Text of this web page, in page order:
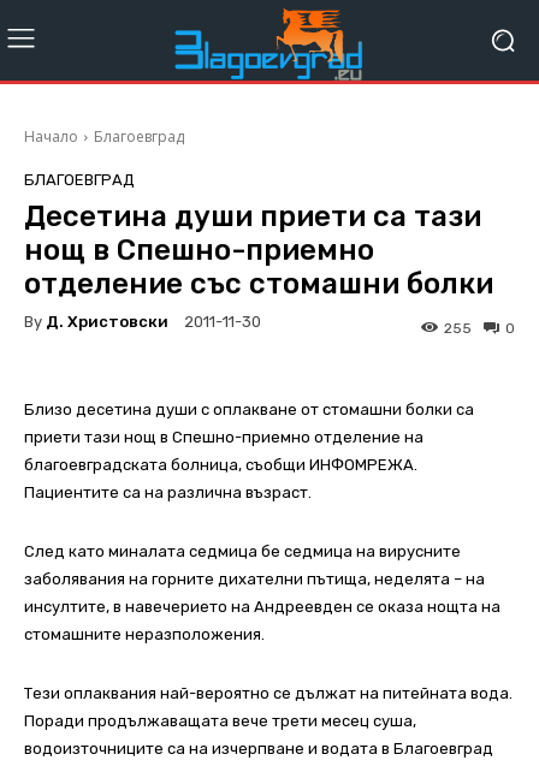
Начало Благоевград
БЛАГОЕВГРАД
Десетина души приети ca тази
нощ в Спешно-приемно
отделение със стомашни болки
By Д. Христовски 2011-11-30 0
255
Близо десетина души с оплакване от стомашни болки са
приети тази нощ в Спешно-приемно отделение на
благоевградската болница, съобщи ИНФОМРЕЖА.
Пациентите са на различна възраст.
След като миналата седмица бе седмица на вирусните
заболявания на горните дихателни пътища, неделята – на
инсултите, в навечерието на Андреевден се оказа нощта на
стомашните неразположения.
Тези оплаквания най-вероятно се дължат на питейната вода.
Поради продължаващата вече трети месец суша,
водоизточниците са на изчерпване и водата в Благоевград